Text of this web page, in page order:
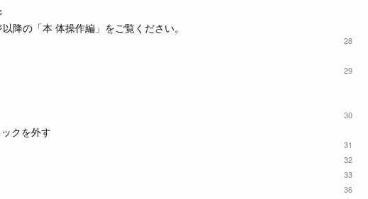
降の「本 体操作編」をご覧ください。
28
29
30
クを外す
31
32
33
36